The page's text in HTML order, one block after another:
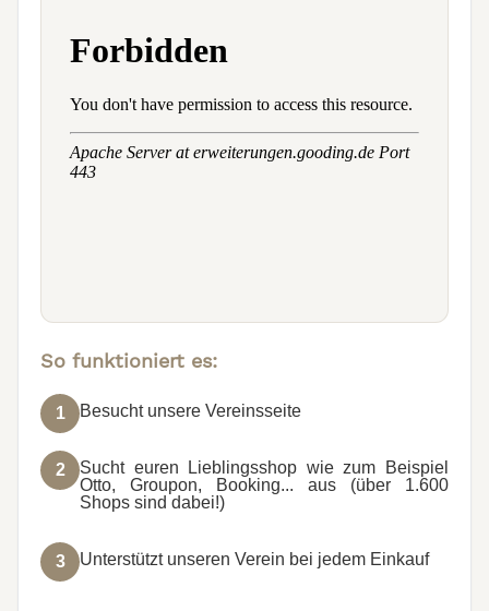
So funktioniert es:
1 Besucht unsere Vereinsseite
2
Sucht euren Lieblingsshop wie zum Beispiel
Otto, Groupon, Booking... aus (über 1.600
Shops sind dabei!)
3 Unterstützt unseren Verein bei jedem Einkauf